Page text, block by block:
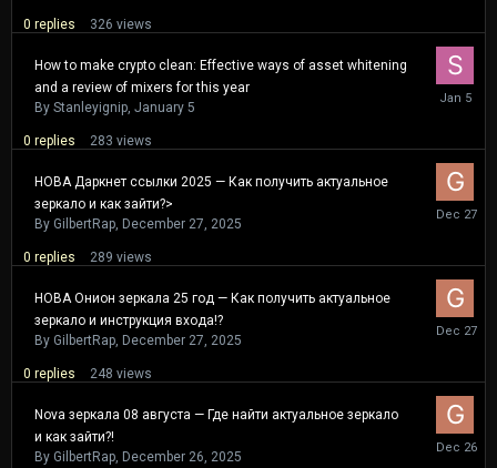
0 replies 326 views
How to make crypto clean: Effective ways of asset whitening
and a review of mixers for this year
By Stanleyignip January 5
0 replies 283 views
January
5
НОВА Даркнет ссылки 2025 — Как получить актуальное
зеркало и как зайти?>
By GilbertRap December 27, 2025
0 replies 289 views
27,
НОВА Онион зеркала 25 год — Как получить актуальное
зеркало и инструкция входа!?
By GilbertRap December 27, 2025
0 replies 248 views
27,
Nova зеркала 08 августа — Где найти актуальное зеркало
и как зайти?!
By GilbertRap December 26, 2025
26,